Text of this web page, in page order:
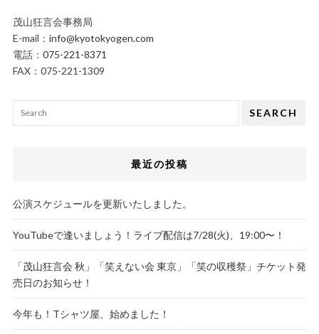
茂山狂言会事務局
E-mail： info@kyotokyogen.com
電話： 075-221-8371
FAX：075-221-1309
SEARCH
最近の投稿
公演スケジュールを更新いたしました。
YouTubeで逢いましょう！ライブ配信は7/28(火)、19:00〜！
「茂山狂言会 秋」「笑えない会 東京」「笑の収穫祭」チケット発
売日のお知らせ！
今年も！Tシャツ屋、始めました！